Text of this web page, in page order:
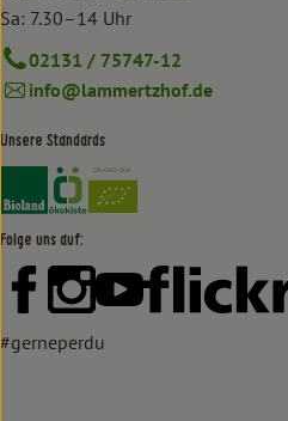
Sa: 7.30–14 Uhr
02131 / 75747-12
info@lammertzhof.de
Unsere Standards
Externer Link zu https://
Externer Link zu https://
Folge uns auf:
Externer Link zu https://
Externer Link zu
Externer Link zu
#gerneperdu